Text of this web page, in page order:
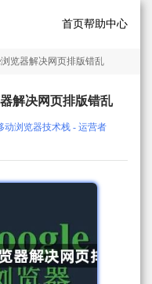
首页帮助中心
浏览器解决网页排版错乱
解决网页排版错乱
动浏览器技术栈 - 运营者